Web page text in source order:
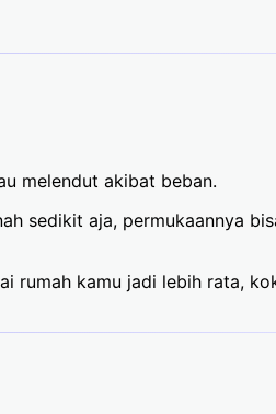
melendut akibat beban.
sedikit aja, permukaannya
rumah kamu jadi lebih rata,